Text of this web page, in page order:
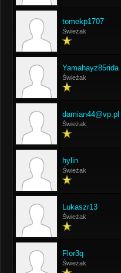
tomekp1707
Świeżak
Yamahayz85rida
Świeżak
damian44@vp.pl
Świeżak
hylin
Świeżak
Lukaszr13
Świeżak
Flor3q
Świeżak